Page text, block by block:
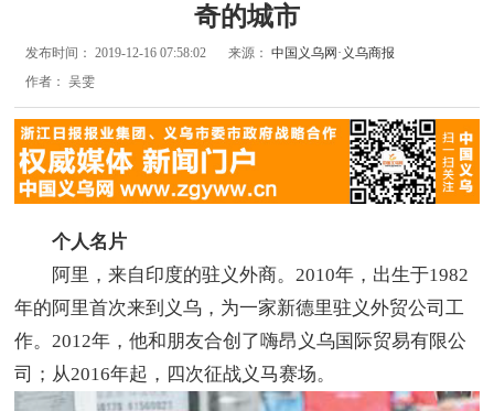
奇的城市
发布时间：2019-12-16 07:58:02 来源：中国义乌网·义乌商报
作者：吴雯
个人名片
阿里，来自印度的驻义外商。2010年，出生于1982
年的阿里首次来到义乌，为一家新德里驻义外贸公司工
作。2012年，他和朋友合创了嗨昂义乌国际贸易有限公
司；从2016年起，四次征战义马赛场。